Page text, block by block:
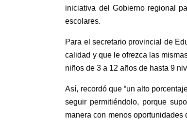
iniciativa del Gobierno regional
escolares.
Para el secretario provincial de
calidad y que le ofrezca las
niños de 3 a 12 años de hasta 9
Así, recordó que “un alto
seguir permitiéndolo, porque
manera con menos